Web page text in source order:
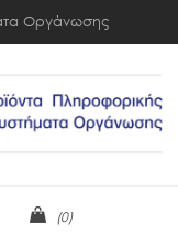
Οργάνωσης
(0)